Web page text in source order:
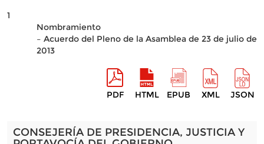
1
Nombramiento
– Acuerdo del Pleno de la Asamblea de 23 de julio de
2013
PDF HTML EPUB XML JSON
CONSEJERÍA DE PRESIDENCIA, JUSTICIA Y